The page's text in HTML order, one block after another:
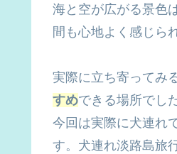
海と空が広がる景色
間も心地よく感じら
実際に立ち寄ってみ
すめできる場所でした
今回は実際に犬連れ
す。犬連れ淡路島旅